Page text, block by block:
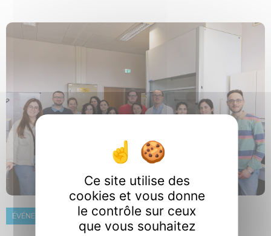
ÉVÉNEMENT 8 juin 2026
Ce site utilise des
cookies et vous donne
le contrôle sur ceux
que vous souhaitez